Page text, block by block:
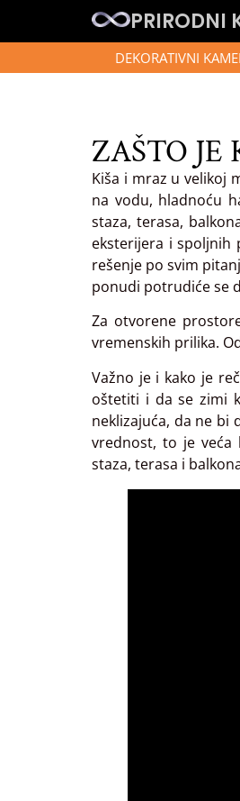
PRIRODNI
DEKORATIVNI
ZAŠTO JE
Kiša i mraz u velikoj
na vodu, hladnoću
staza, terasa,
eksterijera i spoljnih
rešenje po svim
ponudi potrudiće se
Za otvorene
vremenskih prilika.
Važno je i kako je
oštetiti i da se zimi
neklizajuća, da ne bi
vrednost, to je veća
staza, terasa i